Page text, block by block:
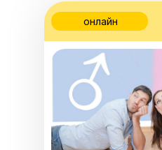
онлайн